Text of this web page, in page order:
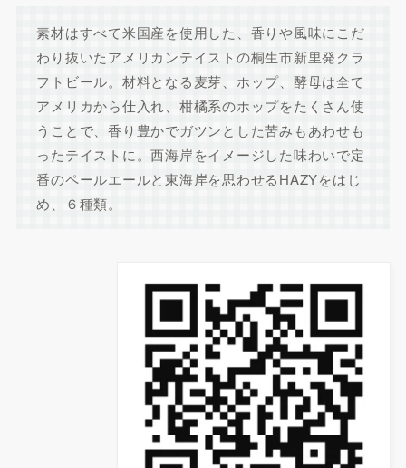
素材はすべて米国産を使用した、香りや風味にこだ
わり抜いたアメリカンテイストの桐生市新里発クラ
フトビール。材料となる麦芽、ホップ、酵母は全て
アメリカから仕入れ、柑橘系のホップをたくさん使
うことで、香り豊かでガツンとした苦みもあわせも
ったテイストに。西海岸をイメージした味わいで定
番のペールエールと東海岸を思わせるHAZYをはじ
め、６種類。